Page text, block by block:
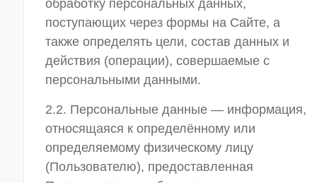
обработку персональных данных,
поступающих через формы на Сайте, а
также определять цели, состав данных и
действия (операции), совершаемые с
персональными данными.
2.2. Персональные данные — информация,
относящаяся к определённому или
определяемому физическому лицу
(Пользователю), предоставленная